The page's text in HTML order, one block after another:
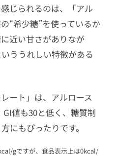
じられるのは、「アル
“希少糖”を使っているか
近い甘さがありなが
ううれしい特徴がある
ート」は、アルロース
値も30と低く、糖質制
にもぴったりです。
gですが、食品表示上は0kcal/